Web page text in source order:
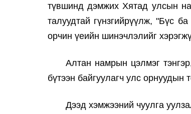
түвшинд дэмжих Хятад улсын
талуудтай гүнзгийрүүлж, "Бүс
орчин үеийн шинэчлэлийг
Алтан намрын цэлмэг
бүтээн байгуулагч улс
Дээд хэмжээний чуулга